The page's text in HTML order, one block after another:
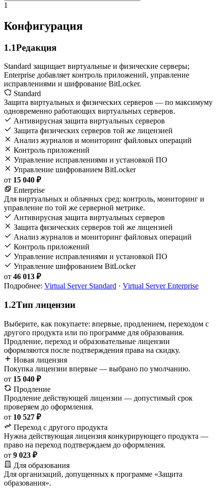
1
Конфигурация
1.1Редакция
Standard защищает виртуальные и физические серверы;
Enterprise добавляет контроль приложений, управление
исправлениями и шифрование BitLocker.
Standard
Защита виртуальных и физических серверов — по максимуму
одновременно работающих виртуальных серверов.
Антивирусная защита виртуальных серверов
Защита физических серверов той же лицензией
Анализ журналов и мониторинг файловых операций
Контроль приложений
Управление исправлениями и установкой ПО
Управление шифрованием BitLocker
от 15 040 ₽
Enterprise
Для виртуальных и облачных сред: контроль, мониторинг и
управление по той же серверной метрике.
Антивирусная защита виртуальных серверов
Защита физических серверов той же лицензией
Анализ журналов и мониторинг файловых операций
Контроль приложений
Управление исправлениями и установкой ПО
Управление шифрованием BitLocker
от 46 013 ₽
Подробнее: Virtual Server Standard · Virtual Server Enterprise
1.2Тип лицензии
Выберите, как покупаете: впервые, продлением, переходом с
другого продукта или по программе для образования.
Продление, переход и образовательные лицензии
оформляются после подтверждения права на скидку.
Новая лицензия
Покупка лицензии впервые — выбрано по умолчанию.
от 15 040 ₽
Продление
Продление действующей лицензии — допустимый срок
проверяем до оформления.
от 10 527 ₽
Переход с другого продукта
Нужна действующая лицензия конкурирующего продукта —
право на переход подтверждаем до оформления.
от 9 023 ₽
Для образования
Для организаций, допущенных к программе «Защита
образования».